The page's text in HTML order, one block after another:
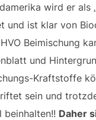
wird er als
und ist klar von
Beimischung
und
Kraftstoffe
sein und
beinhalten!! Daher